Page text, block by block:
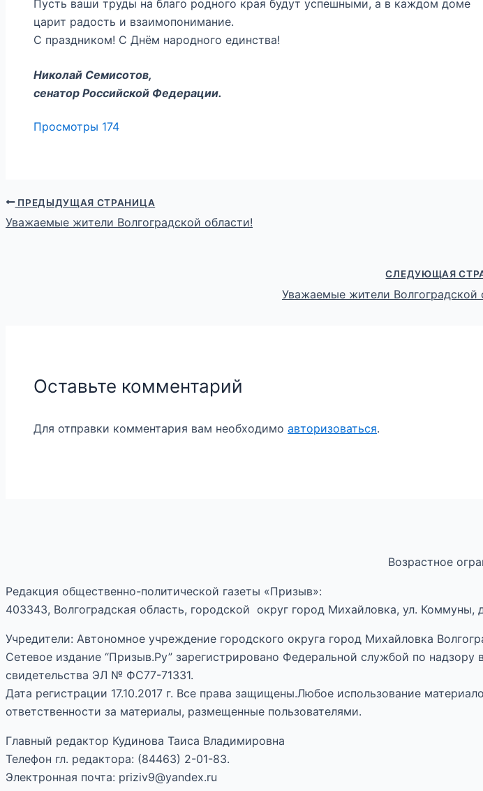
Пусть ваши труды на благо родного края будут успешными, а в каждом доме
царит радость и взаимопонимание.
С праздником! С Днём народного единства!
Николай Семисотов,
сенатор Российской Федерации.
Просмотры 174
ПРЕДЫДУЩАЯ СТРАНИЦА
Уважаемые жители Волгоградской области!
СЛЕДУЮЩАЯ
Уважаемые жители Волгоградской
Оставьте комментарий
Для отправки комментария вам необходимо авторизоваться.
Возрастное
Редакция общественно-политической газеты «Призыв»:
403343, Волгоградская область, городской округ город Михайловка, ул. Коммуны,
Учредители: Автономное учреждение городского округа город Михайловка
Сетевое издание “Призыв.Ру” зарегистрировано Федеральной службой по
свидетельства ЭЛ № ФС77-71331.
Дата регистрации 17.10.2017 г. Все права защищены.Любое использование
ответственности за материалы, размещенные пользователями.
Главный редактор Кудинова Таиса Владимировна
Телефон гл. редактора: (84463) 2-01-83.
Электронная почта: priziv9@yandex.ru